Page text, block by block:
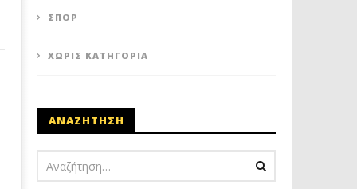
ΣΠΟΡ
ΧΩΡΊΣ ΚΑΤΗΓΟΡΊΑ
ΑΝΑΖΗΤΗΣΗ